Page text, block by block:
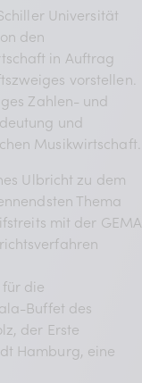
Universität
den
in Auftrag
vorstellen.
Zahlen- und
und
Musikwirtschaft.
Ulbricht zu dem
Thema
mit der GEMA
die
Buffet des
der Erste
Hamburg, eine